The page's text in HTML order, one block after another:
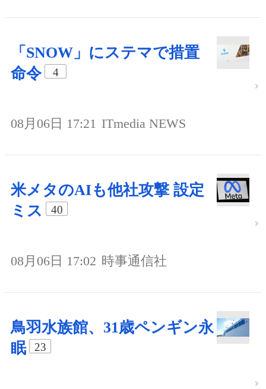
「SNOW」にステマで措置
命令
4
08月06日 17:21 ITmedia NEWS
米メタのAIも他社攻撃 設定
ミス
40
08月06日 17:02 時事通信社
鳥羽水族館、31歳ペンギン永
眠
23